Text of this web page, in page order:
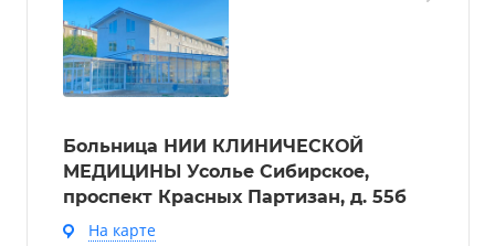
Больница НИИ КЛИНИЧЕСКОЙ
МЕДИЦИНЫ Усолье Сибирское,
проспект Красных Партизан, д. 55б
На карте